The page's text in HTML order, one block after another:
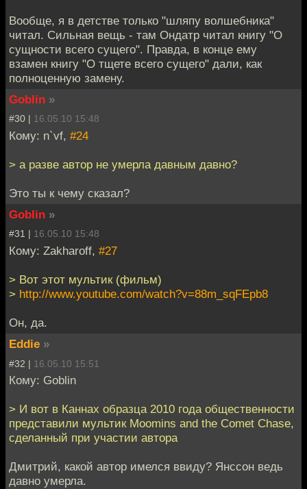
Вообще, я в детстве только "шляпу волшебника"
читал. Сильная вещь - там Ондатр читал книгу "О
сущности всего сущего". Правда, в конце ему
взамен книгу "О тщете всего сущего" дали, как
полноценную замену.
Goblin »
#30 | 16.05.10 15:48
Кому: n`vf, #24
> а разве автор не умерла давным давно?
Это ты к чему сказал?
Goblin »
#31 | 16.05.10 15:48
Кому: Zakharoff, #27
> Вот этот мультик (фильм)
> http://www.youtube.com/watch?v=88m_sqFEpb8
Он, да.
Eddie »
#32 | 16.05.10 15:51
Кому: Goblin
> И вот в Каннах образца 2010 года общественности
представили мультик Moomins and the Comet Chase,
сделанный при участии автора
Дмитрий, какой автор имелся ввиду? Янссон ведь
давно умерла.